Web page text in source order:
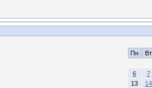
Пн Вт
6
7
13
14